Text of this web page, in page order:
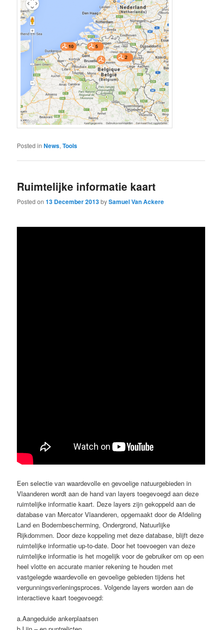
Posted in News,Tools
Ruimtelijke informatie kaart
Posted on13 December 2013bySamuel Van Ackere
Een selectie van waardevolle en gevoelige natuurgebieden in
Vlaanderen wordt aan de hand van layers toegevoegd aan deze
ruimtelijke informatie kaart. Deze layers zijn gekoppeld aan de
database van Mercator Vlaanderen, opgemaakt door de Afdeling
Land en Bodembescherming, Ondergrond, Natuurlijke
Rijkdommen. Door deze koppeling met deze database, blijft deze
ruimtelijke informatie up-to-date. Door het toevoegen van deze
ruimtelijke informatie is het mogelijk voor de gebruiker om op een
heel vlotte en accurate manier rekening te houden met
vastgelegde waardevolle en gevoelige gebieden tijdens het
vergunningsverleningsproces. Volgende layers worden aan de
interactieve kaart toegevoegd:
a.Aangeduide ankerplaatsen